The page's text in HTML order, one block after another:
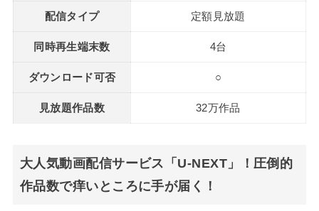
配信タイプ 定額見放題
同時再生端末数 4台
ダウンロード可否 ○
見放題作品数 32万作品
大人気動画配信サービス「U-NEXT」！圧倒的
作品数で痒いところに手が届く！